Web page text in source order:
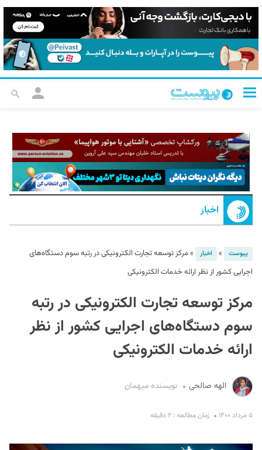
اخبار
پیوست » اخبار »مرکز توسعه تجارت الکترونیکی در رتبه سوم دستگاه‌های
اجرایی کشور از نظر ارائه خدمات الکترونیکی
مرکز توسعه تجارت الکترونیکی در رتبه
سوم دستگاه‌های اجرایی کشور از نظر
ارائه خدمات الکترونیکی
الهه صالحی نویسنده میهمان
۵ مرداد ۱۴۰۰ زمان مطالعه : ۲ دقیقه